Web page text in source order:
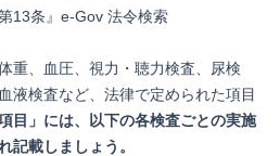
13条 』e-Gov 法令検索
重、血圧、視力・聴力検査、尿検
液検査など、法律で定められた項目
項目」には、以下の各検査ごとの実施
記載しましょう。